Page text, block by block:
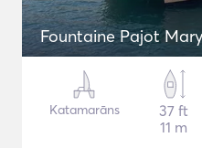
Fountaine Pajot
Katamarāns
37 ft
11 m